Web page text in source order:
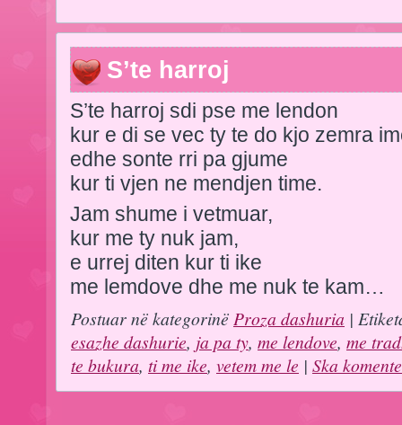
S’te harroj
S’te harroj sdi pse me lendon
kur e di se vec ty te do kjo zemra
edhe sonte rri pa gjume
kur ti vjen ne mendjen time.
Jam shume i vetmuar,
kur me ty nuk jam,
e urrej diten kur ti ike
me lemdove dhe me nuk te kam…
Postuar në kategorinë Proza dashuria |
esazhe dashurie, ja pa ty, me lendove, me
te bukura, ti me ike, vetem me le | Ska